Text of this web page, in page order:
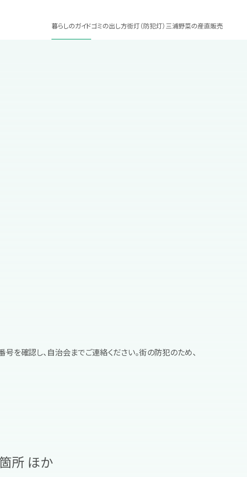
暮らしのガイドゴミの出し方街灯（防犯灯） 三浦野菜の産直販売
を確認し、自治会までご連絡ください。街の防犯のため、
所 ほか